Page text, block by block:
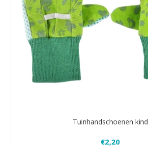
Tuinhandschoenen kind
€2,20